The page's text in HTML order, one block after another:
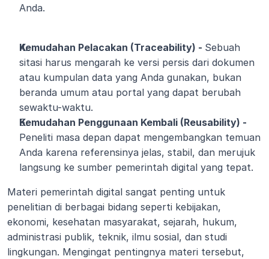
Anda.
Kemudahan Pelacakan (Traceability) - Sebuah
sitasi harus mengarah ke versi persis dari dokumen
atau kumpulan data yang Anda gunakan, bukan
beranda umum atau portal yang dapat berubah
sewaktu-waktu.
Peneliti masa depan dapat mengembangkan temuan
Anda karena referensinya jelas, stabil, dan merujuk
langsung ke sumber pemerintah digital yang tepat.
Materi pemerintah digital sangat penting untuk
penelitian di berbagai bidang seperti kebijakan,
ekonomi, kesehatan masyarakat, sejarah, hukum,
administrasi publik, teknik, ilmu sosial, dan studi
lingkungan. Mengingat pentingnya materi tersebut,